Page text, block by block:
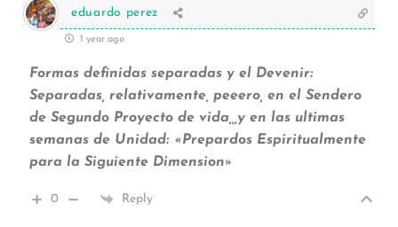
eduardo perez
1 year ago
Formas definidas separadas y el Devenir:
Separadas, relativamente, peeero, en el Sendero
de Segundo Proyecto de vida,,,y en las ultimas
semanas de Unidad: «Prepardos Espiritualmente
para la Siguiente Dimension»
0 Reply